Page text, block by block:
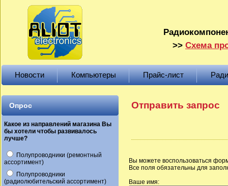
>> Схема
Новости Компьютеры Прайс-лист
Опрос
Какое из направлений магазина Вы
бы хотели чтобы развивалось
лучше?
Полупроводники (ремонтный
ассортимент)
Полупроводники
(радиолюбительский ассортимент)
Отправить запрос
Вы можете воспользоваться
Все поля обязательны для
Ваше имя: